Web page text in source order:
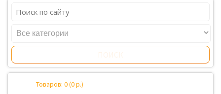
Товаров: 0 (0 р.)